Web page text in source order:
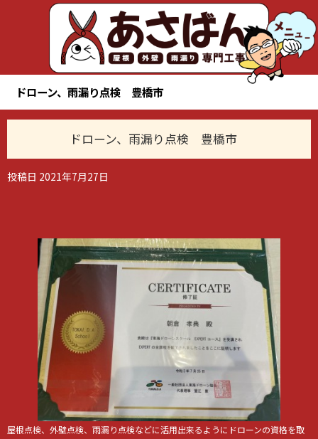
ドローン、雨漏り点検 豊橋市
ドローン、雨漏り点検 豊橋市
投稿日 2021年7月27日
屋根点検、外壁点検、雨漏り点検などに活用出来るようにドローンの資格を取